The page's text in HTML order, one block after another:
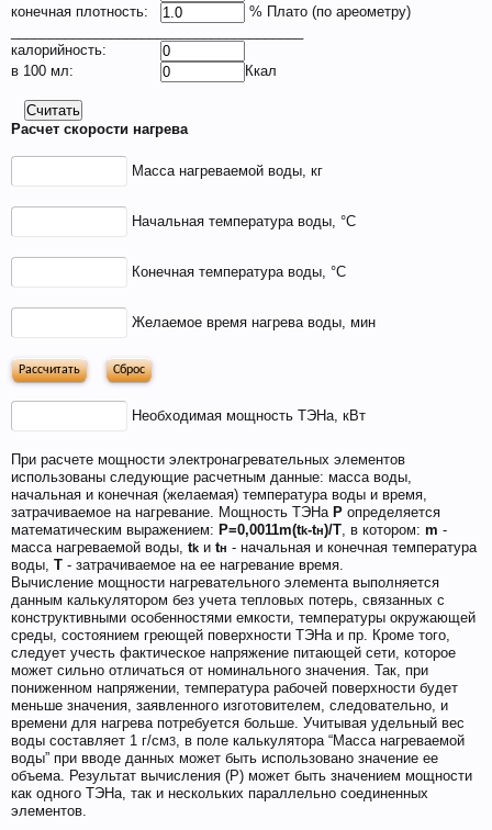
интернет-магазин, пожалуйста, поделитесь
самым нас станет больше :) Спасибо!
Любое общение, которое не по-теме ПРОШУ
переносить вчат.
При приеме пива у мужчин выделяется гормон
дофамин, отвечающий за чувство
удовлетворения. При этом удовольствие
конечная плотность:
% Плато (по ареометру)
калорийность:
в 100 мл:
Ккал
Расчет скорости нагрева
Масса нагреваемой воды, кг
Начальная температура воды, °С
Конечная температура воды, °С
Желаемое время нагрева воды, мин
Необходимая мощность ТЭНа, кВт
При расчете мощности электронагревательных элементов
использованы следующие расчетным данные: масса воды,
начальная и конечная (желаемая) температура воды и время,
затрачиваемое на нагревание. Мощность ТЭНа P определяется
математическим выражением: P=0,0011m(tk-tн)/T, в котором: m -
масса нагреваемой воды, tk и tн - начальная и конечная температура
воды, T - затрачиваемое на ее нагревание время.
Вычисление мощности нагревательного элемента выполняется
данным калькулятором без учета тепловых потерь, связанных с
конструктивными особенностями емкости, температуры окружающей
среды, состоянием греющей поверхности ТЭНа и пр. Кроме того,
следует учесть фактическое напряжение питающей сети, которое
может сильно отличаться от номинального значения. Так, при
пониженном напряжении, температура рабочей поверхности будет
меньше значения, заявленного изготовителем, следовательно, и
времени для нагрева потребуется больше. Учитывая удельный вес
воды составляет 1 г/см3, в поле калькулятора “Масса нагреваемой
воды” при вводе данных может быть использовано значение ее
объема. Результат вычисления (P) может быть значением мощности
как одного ТЭНа, так и нескольких параллельно соединенных
элементов.